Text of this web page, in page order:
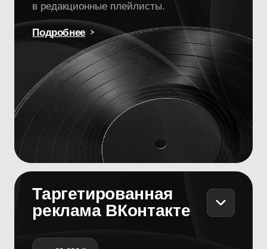
Таргетированная
реклама ВКонтакте
Охватим вашу потенциальную
аудиторию по интересам, возрасту,
Настроим рекламу на слушателей
от 20 000 ₽